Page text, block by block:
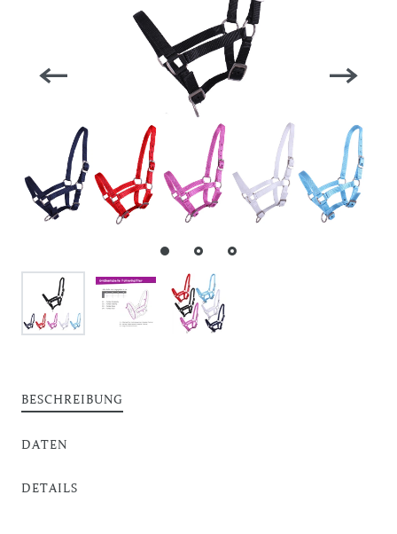
BESCHREIBUNG
DATEN
DETAILS